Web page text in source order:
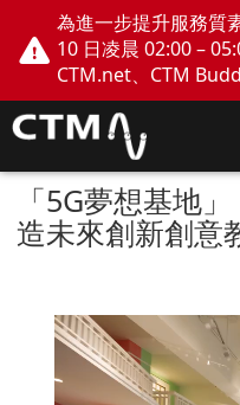
為進一步提升服務質
10 日凌晨 02:00 –
CTM.net、CTM
網上服務將會暫停。
「5G夢想基地
造未來創新創意